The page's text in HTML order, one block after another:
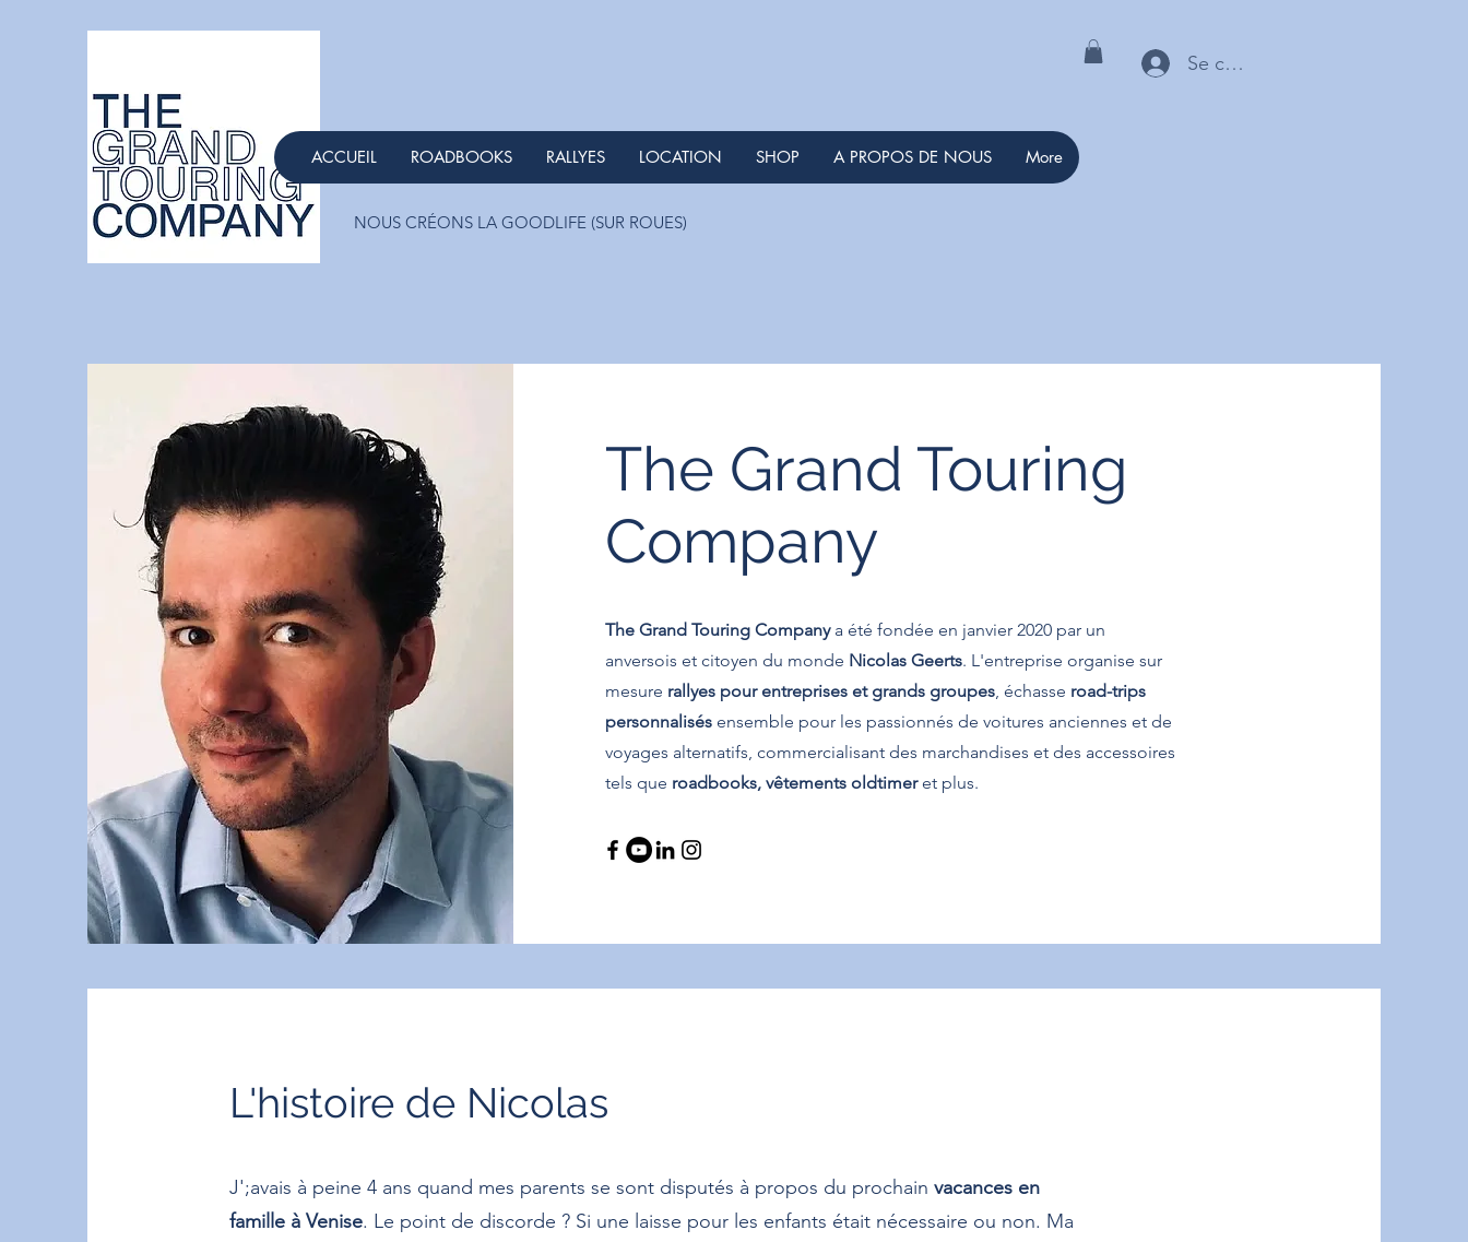
NOUS CRÉONS LA GOODLIFE (SUR ROUES)
Se connecter
ACCUEIL ROADBOOKS RALLYES LOCATION SHOP A PROPOS DE NOUS More
The Grand Touring
Company
The Grand Touring Company a été fondée en janvier 2020 par un
anversois et citoyen du monde Nicolas Geerts. L'entreprise organise sur
mesure rallyes pour entreprises et grands groupes, échasse road-trips
personnalisés ensemble pour les passionnés de voitures anciennes et de
voyages alternatifs, commercialisant des marchandises et des accessoires
tels que roadbooks, vêtements oldtimeret plus.
L'histoire de Nicolas
J';avais à peine 4 ans quand mes parents se sont disputés à propos du prochain vacances en
famille à Venise. Le point de discorde ? Si une laisse pour les enfants était nécessaire ou non. Ma